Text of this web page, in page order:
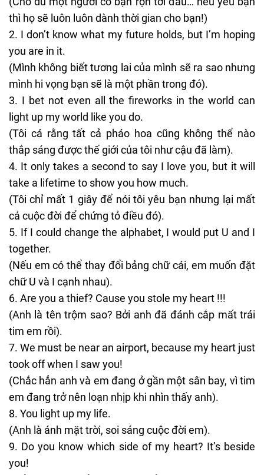
thì họ sẽ luôn luôn dành thời gian cho bạn!)
I don’t know what my future holds, but I’m hoping
you are in it.
(Mình không biết tương lai của mình sẽ ra sao nhưng
mình hi vọng bạn sẽ là một phần trong đó).
I bet not even all the fireworks in the world can
light up my world like you do.
(Tôi cá rằng tất cả pháo hoa cũng không thể nào
thắp sáng được thế giới của tôi như cậu đã làm).
It only takes a second to say I love you, but it will
take a lifetime to show you how much.
(Tôi chỉ mất 1 giây để nói tôi yêu bạn nhưng lại mất
cả cuộc đời để chứng tỏ điều đó).
If I could change the alphabet, I would put U and I
together.
(Nếu em có thể thay đổi bảng chữ cái, em muốn đặt
chữ U và I cạnh nhau).
Are you a thief? Cause you stole my heart !!!
(Anh là tên trộm sao? Bởi anh đã đánh cắp mất trái
tim em rồi).
We must be near an airport, because my heart just
took off when I saw you!
(Chắc hẳn anh và em đang ở gần một sân bay, vì tim
em đang trở nên loạn nhịp khi nhìn thấy anh).
You light up my life.
(Anh là ánh mặt trời, soi sáng cuộc đời em).
Do you know which side of my heart? It’s beside
you!